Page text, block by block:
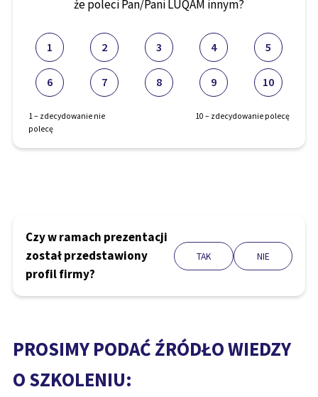
że poleci Pan/Pani LUQAM innym?
1 2 3 4 5
6 7 8 9 10
1 – zdecydowanie nie
polecę
10 – zdecydowanie polecę
Czy w ramach prezentacji
został przedstawiony
profil firmy?
TAK NIE
PROSIMY PODAĆ ŹRÓDŁO WIEDZY
O SZKOLENIU: